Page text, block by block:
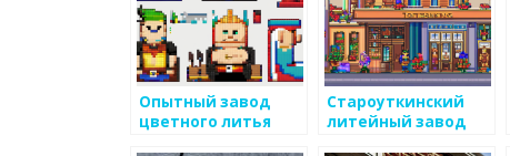
Опытный завод
цветного литья
Староуткинский
литейный завод